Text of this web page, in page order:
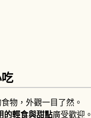
物，外觀一目了然。
的輕食與甜點廣受歡迎。